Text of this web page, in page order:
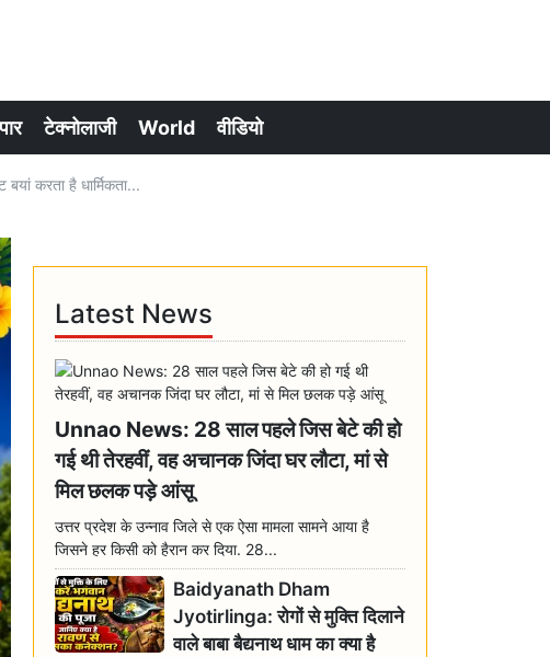
टेक्नोलाजी World वीडियो
करता है धार्मिकता...
Latest News
Unnao News: 28 साल पहले जिस बेटे की हो
गई थी तेरहवीं, वह अचानक जिंदा घर लौटा, मां से
मिल छलक पड़े आंसू
उत्तर प्रदेश के उन्नाव जिले से एक ऐसा मामला सामने आया है
जिसने हर किसी को हैरान कर दिया. 28...
Baidyanath Dham
Jyotirlinga: रोगों से मुक्ति दिलाने
वाले बाबा बैद्यनाथ धाम का क्या है